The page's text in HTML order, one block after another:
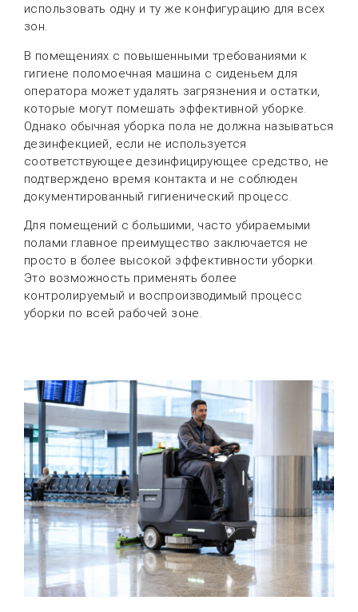
использовать одну и ту же конфигурацию для всех
зон.
В помещениях с повышенными требованиями к
гигиене поломоечная машина с сиденьем для
оператора может удалять загрязнения и остатки,
которые могут помешать эффективной уборке.
Однако обычная уборка пола не должна называться
дезинфекцией, если не используется
соответствующее дезинфицирующее средство, не
подтверждено время контакта и не соблюден
документированный гигиенический процесс.
Для помещений с большими, часто убираемыми
полами главное преимущество заключается не
просто в более высокой эффективности уборки.
Это возможность применять более
контролируемый и воспроизводимый процесс
уборки по всей рабочей зоне.